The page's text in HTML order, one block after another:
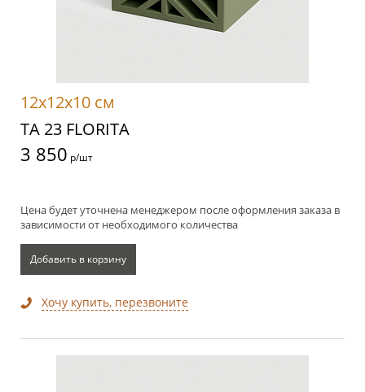
12x12x10 см
TA 23 FLORITA
3 850 р/шт
Цена будет уточнена менеджером после оформления заказа в
зависимости от необходимого количества
Добавить в корзину
Хочу купить, перезвоните